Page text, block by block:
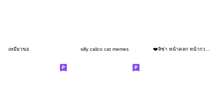
เหมียวขอ silly calico cat memes